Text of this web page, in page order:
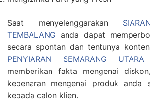
Saat menyelenggarakan
TEMBALANG anda dapat
secara spontan dan tentunya
PENYIARAN SEMARANG UTARA
memberikan fakta mengenai
kebenaran mengenai produk anda
kepada calon klien.